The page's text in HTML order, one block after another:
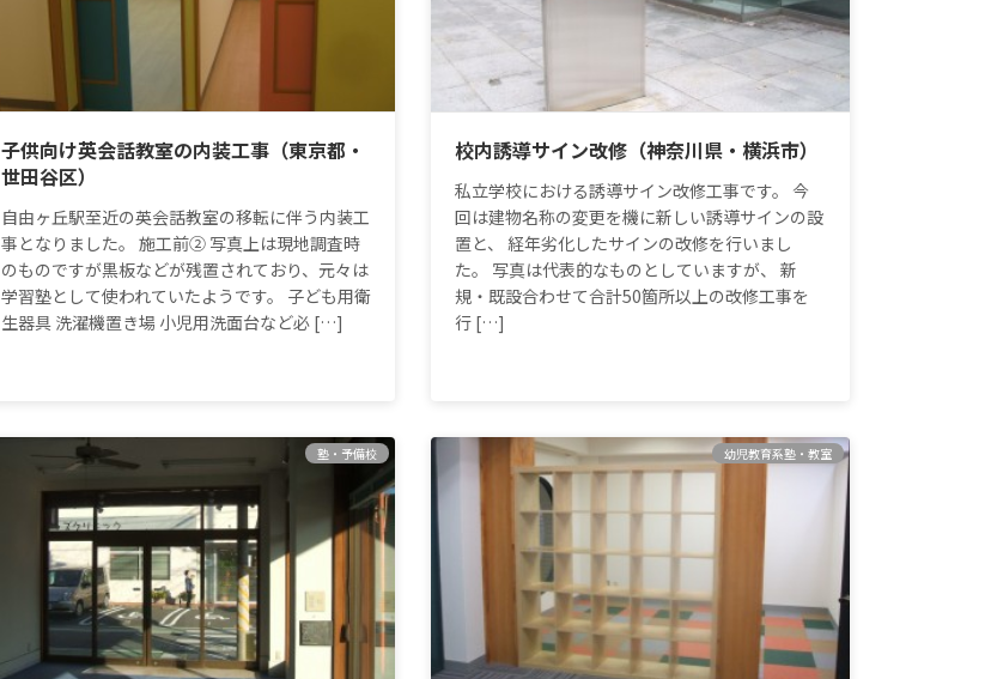
子供向け英会話教室の内装工事（東京都・
世田谷区）
自由ヶ丘駅至近の英会話教室の移転に伴う内装工
事となりました。 施工前② 写真上は現地調査時
のものですが黒板などが残置されており、元々は
学習塾として使われていたようです。 子ども用衛
生器具 洗濯機置き場 小児用洗面台など必 […]
校内誘導サイン改修（神奈川県・横浜市）
私立学校における誘導サイン改修工事です。 今
回は建物名称の変更を機に新しい誘導サインの設
置と、 経年劣化したサインの改修を行いまし
た。 写真は代表的なものとしていますが、 新
規・既設合わせて合計50箇所以上の改修工事を
行 […]
塾・予備校 幼児教育系塾・教室